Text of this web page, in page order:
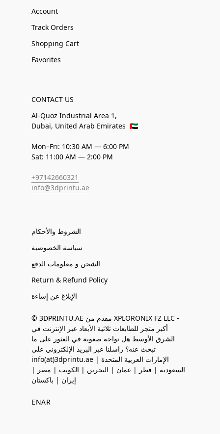
Account
Track Orders
Shopping Cart
Favorites
CONTACT US
Al-Quoz Industrial Area 1,
Dubai, United Arab Emirates 🇦🇪
Mon–Fri: 10:30 AM — 6:00 PM
Sat: 11:00 AM — 2:00 PM
+97142660321
info@3dprintu.ae
الشروط والأحكام
سياسة الخصوصية
الشحن و معلومات الدفع
Return & Refund Policy
الإبلاغ عن إساءة
© 3DPRINTU.AE مقدم من XPLORONIX FZ LLC -
أكبر متجر للطابعات ثلاثية الأبعاد عبر الإنترنت في
الشرق الأوسط هل تواجه صعوبة في العثور على ما
تبحث عنه؟ راسلنا عبر البريد الإلكتروني على
info(at)3dprintu.ae الإمارات العربية المتحدة |
السعودية | قطر | عمان | البحرين | الكويت | مصر |
إيران | باكستان
ENAR